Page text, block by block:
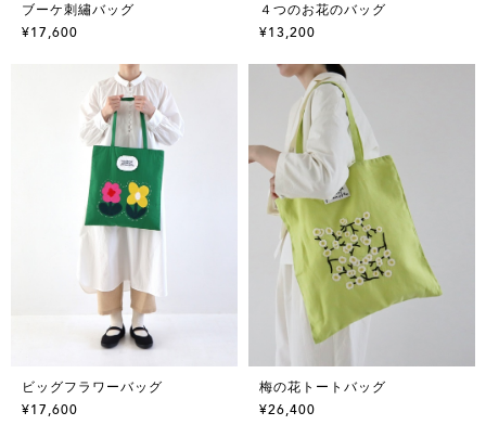
ブーケ刺繡バッグ
¥17,600
４つのお花のバッグ
¥13,200
ビッグフラワーバッグ
¥17,600
梅の花トートバッグ
¥26,400